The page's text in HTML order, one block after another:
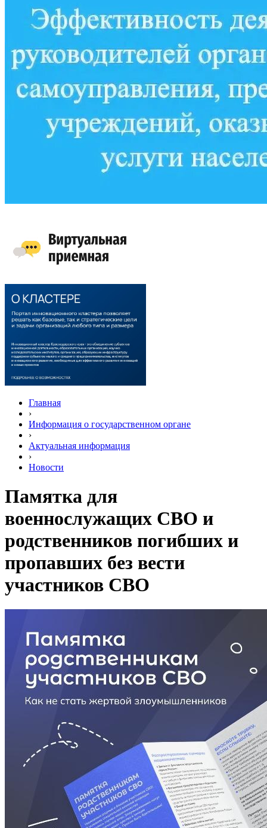
Главная
›
Информация о государственном органе
›
Актуальная информация
›
Новости
Памятка для
военнослужащих СВО и
родственников погибших и
пропавших без вести
участников СВО